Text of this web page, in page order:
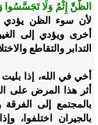
الظَّنِّ إِثْمٌ وَلَا
لأن سوء الظن يؤدي
أخرى ويؤدي إلى
التدابر والتقاطع
أخي في الله، إذا
أثر هذا المرض على
بالمجتمع إلى الفرقة
بالجيران اختلفوا،